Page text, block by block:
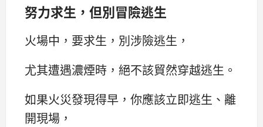
努力求生，但別冒險逃生
火場中，要求生，別涉險逃生，
尤其遭遇濃煙時，絕不該貿然穿越逃生。
如果火災發現得早，你應該立即逃生、離
開現場，